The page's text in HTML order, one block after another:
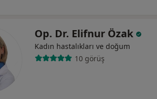
Op. Dr. Elifnur Özak
Kadın hastalıkları ve doğum
10 görüş